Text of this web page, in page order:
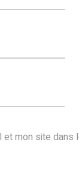
mon site